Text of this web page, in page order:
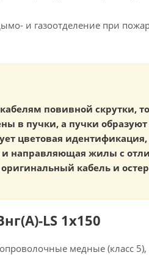
и газоотделение при
повивной скрутки,
в пучки, а пучки образуют
цветовая
и направляющая жилы с
кабель и
LS 1х150
медные (класс 5),